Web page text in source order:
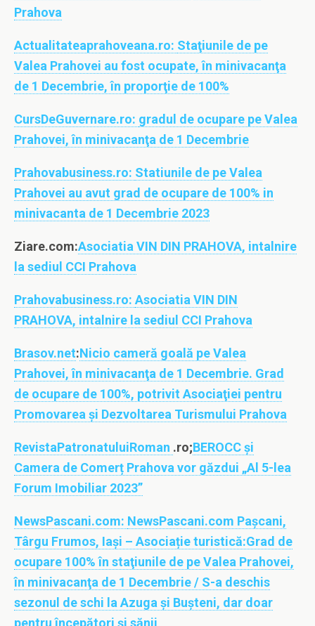
Prahova
Actualitateaprahoveana.ro: Staţiunile de pe
Valea Prahovei au fost ocupate, în minivacanţa
de 1 Decembrie, în proporţie de 100%
CursDeGuvernare.ro: gradul de ocupare pe Valea
Prahovei, în minivacanţa de 1 Decembrie
Prahovabusiness.ro: Statiunile de pe Valea
Prahovei au avut grad de ocupare de 100% in
minivacanta de 1 Decembrie 2023
Ziare.com:Asociatia VIN DIN PRAHOVA, intalnire
la sediul CCI Prahova
Prahovabusiness.ro: Asociatia VIN DIN
PRAHOVA, intalnire la sediul CCI Prahova
Brasov.net:Nicio cameră goală pe Valea
Prahovei, în minivacanţa de 1 Decembrie. Grad
de ocupare de 100%, potrivit Asociaţiei pentru
Promovarea şi Dezvoltarea Turismului Prahova
RevistaPatronatuluiRoman .ro;BEROCC și
Camera de Comerț Prahova vor găzdui „Al 5-lea
Forum Imobiliar 2023”
NewsPascani.com: NewsPascani.com Pașcani,
Târgu Frumos, Iași – Asociație turistică:Grad de
ocupare 100% în staţiunile de pe Valea Prahovei,
în minivacanţa de 1 Decembrie / S-a deschis
sezonul de schi la Azuga și Bușteni, dar doar
pentru începători și sănii